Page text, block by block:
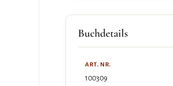
Buchdetails
ART. NR.
100309